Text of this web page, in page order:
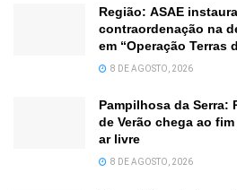
Região: ASAE
contraordenação na
em “Operação Terras
8 DE AGOSTO, 2026
Pampilhosa da Serra:
de Verão chega ao
ar livre
8 DE AGOSTO, 2026